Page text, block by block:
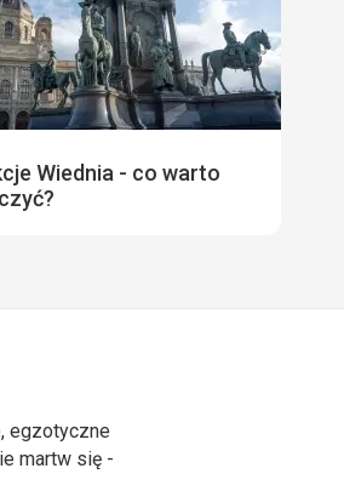
Wiednia - co warto
egzotyczne
martw się -